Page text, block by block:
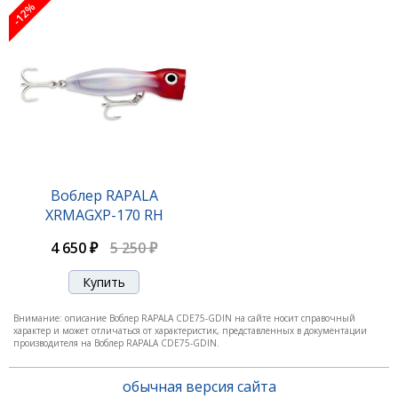
-12%
Воблер RAPALA
XRMAGXP-170 RH
4 650 ₽
5 250 ₽
Внимание: описание Воблер RAPALA CDE75-GDIN на сайте носит справочный
характер и может отличаться от характеристик, представленных в документации
производителя на Воблер RAPALA CDE75-GDIN.
обычная версия сайта